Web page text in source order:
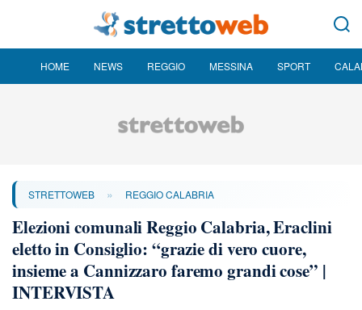
HOME NEWS REGGIO MESSINA SPORT
STRETTOWEB » REGGIO CALABRIA
Elezioni comunali Reggio Calabria, Eraclini
eletto in Consiglio: “grazie di vero cuore,
insieme a Cannizzaro faremo grandi cose” |
INTERVISTA